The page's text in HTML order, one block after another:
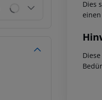
Dies